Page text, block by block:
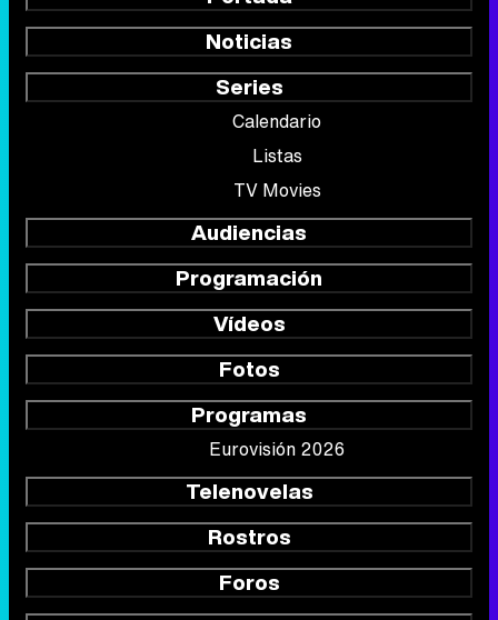
Noticias
Series
Calendario
Listas
TV Movies
Audiencias
Programación
Vídeos
Fotos
Programas
Eurovisión 2026
Telenovelas
Rostros
Foros